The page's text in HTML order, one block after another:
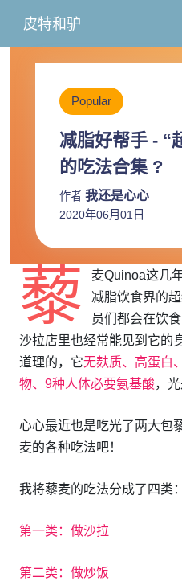
皮特和驴
Popular
减脂好帮手 - “
的吃法合集 ?
作者 我还是心心
2020年06月01日
藜
麦Quinoa这几
减脂饮食界的
员们都会在饮
沙拉店里也经常能见到它的
道理的，它无麸质、高蛋白
物、9种人体必要氨基酸，
心心最近也是吃光了两大包
麦的各种吃法吧！
我将藜麦的吃法分成了四类：
第一类：做沙拉
第二类：做炒饭